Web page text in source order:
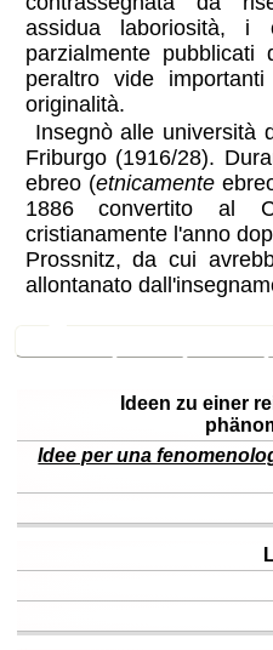
assidua laboriosità, i
parzialmente
peraltro vide
originalità.
Insegnò alle università
Friburgo (1916/28).
ebreo (etnicamente
1886 convertito al
cristianamente l'anno
Prossnitz, da cui
allontanato
titolo
anno
Ideen zu einer
Idee per una